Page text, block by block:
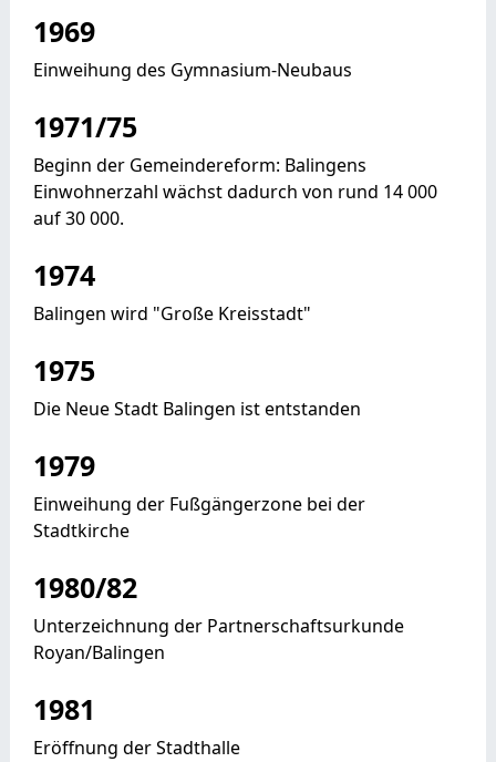
1969
Einweihung des Gymnasium-Neubaus
1971/75
Beginn der Gemeindereform: Balingens
Einwohnerzahl wächst dadurch von rund 14 000
auf 30 000.
1974
Balingen wird "Große Kreisstadt"
1975
Die Neue Stadt Balingen ist entstanden
1979
Einweihung der Fußgängerzone bei der
Stadtkirche
1980/82
Unterzeichnung der Partnerschaftsurkunde
Royan/Balingen
1981
Eröffnung der Stadthalle